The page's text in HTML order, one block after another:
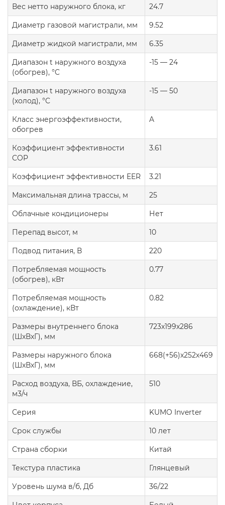
Вес нетто наружного блока, кг 24.7
Диаметр газовой магистрали, мм 9.52
Диаметр жидкой магистрали, мм 6.35
Диапазон t наружного воздуха
(обогрев), °C
-15 — 24
Диапазон t наружного воздуха
(холод), °C
-15 — 50
Класс энергоэффективности,
обогрев
A
Коэффициент эффективности
COP
3.61
Коэффициент эффективности EER 3.21
Максимальная длина трассы, м 25
Облачные кондиционеры Нет
Перепад высот, м 10
Подвод питания, В 220
Потребляемая мощность
(обогрев), кВт
0.77
Потребляемая мощность
(охлаждение), кВт
0.82
Размеры внутреннего блока
(ШxВxГ), мм
723х199х286
Размеры наружного блока
(ШxВxГ), мм
668(+56)х252х469
Расход воздуха, ВБ, охлаждение,
м3/ч
510
Серия KUMO Inverter
Срок службы 10 лет
Страна сборки Китай
Текстура пластика Глянцевый
Уровень шума в/б, Дб 36/22